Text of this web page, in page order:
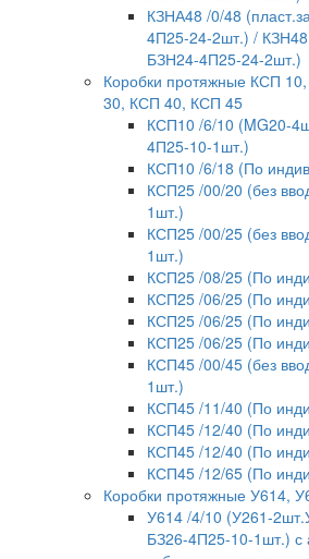
КЗНА48 /0/48
4П25-24-2шт.) /
БЗН24-4П25-24-2шт.)
Коробки протяжные КСП
30, КСП 40, КСП 45
КСП10 /6/10 (MG20-
4П25-10-1шт.)
КСП10 /6/18 (По
КСП25 /00/20 (без
1шт.)
КСП25 /00/25 (без
1шт.)
КСП25 /08/25 (По
КСП25 /06/25 (По
КСП25 /06/25 (По
КСП25 /06/25 (По
КСП45 /00/45 (без
1шт.)
КСП45 /11/40 (По
КСП45 /12/40 (По
КСП45 /12/40 (По
КСП45 /12/65 (По
Коробки протяжные У614,
У614 /4/10 (У261-
БЗ26-4П25-10-1шт.)